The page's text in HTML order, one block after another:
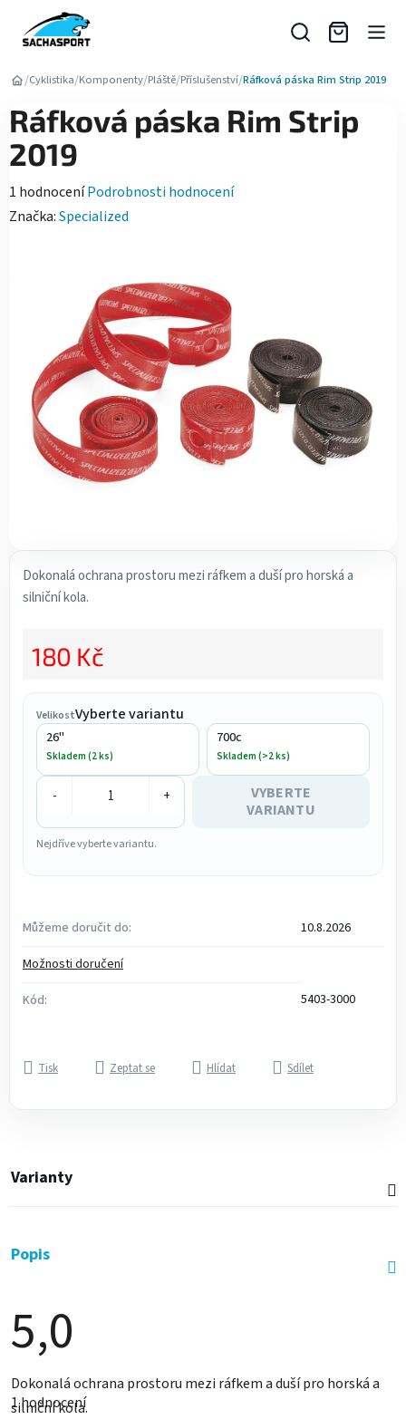
obsah
/Cyklistika/Komponenty/Pláště/Příslušenství/Ráfková páska Rim Strip 2019
Dokonalá ochrana prostoru mezi ráfkem a duší pro horská a
silniční kola.
VelikostVyberte variantu
26"
Skladem (2 ks)
700c
Skladem (>2 ks)
- +
VYBERTE
VARIANTU
Nejdříve vyberte variantu.
Můžeme doručit do:
10.8.2026
Možnosti doručení
Kód:
5403-3000
180 Kč
Tisk Zeptat se Hlídat Sdílet
Ráfková páska Rim Strip
2019
Průměrné
hodnocení
hvězdiček.
1 hodnoceníPodrobnosti hodnocení
Značka:Specialized
Varianty
Popis
5,0
Průměrné
hodnocení
produktu
1 hodnocení
Dokonalá ochrana prostoru mezi ráfkem a duší pro horská a
silniční kola.